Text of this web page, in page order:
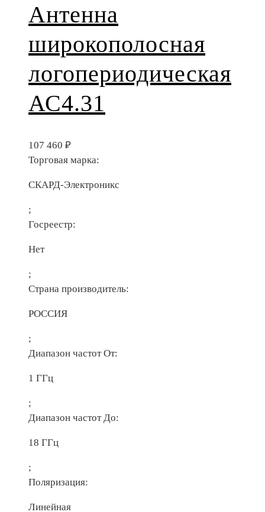
Антенна
широкополосная
логопериодическая
АС4.31
107 460 ₽
Торговая марка:
СКАРД-Электроникс
;
Госреестр:
Нет
;
Страна производитель:
РОССИЯ
;
Диапазон частот От:
1 ГГц
;
Диапазон частот До:
18 ГГц
;
Поляризация:
Линейная